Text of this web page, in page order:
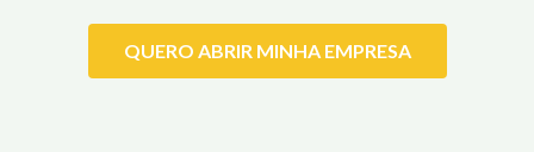
QUERO ABRIR MINHA EMPRESA